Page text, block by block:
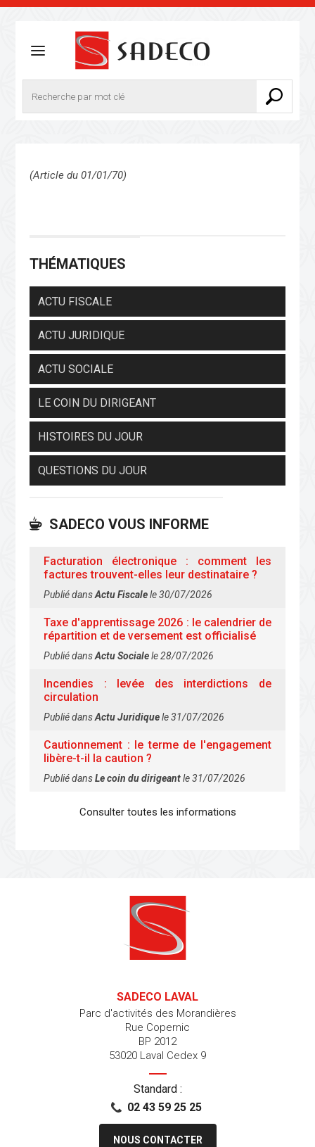
(Article du 01/01/70)
THÉMATIQUES
ACTU FISCALE
ACTU JURIDIQUE
ACTU SOCIALE
LE COIN DU DIRIGEANT
HISTOIRES DU JOUR
QUESTIONS DU JOUR
SADECO VOUS INFORME
Facturation électronique : comment les
factures trouvent-elles leur destinataire ?
Publié dansActu Fiscalele 30/07/2026
Taxe d'apprentissage 2026 : le calendrier de
répartition et de versement est officialisé
Publié dansActu Socialele 28/07/2026
Incendies : levée des interdictions de
circulation
Publié dansActu Juridiquele 31/07/2026
Cautionnement : le terme de l'engagement
libère-t-il la caution ?
Publié dansLe coin du dirigeantle 31/07/2026
Consulter toutes les informations
SADECO LAVAL
Parc d'activités des Morandières
Rue Copernic
BP 2012
53020 Laval Cedex 9
Standard :
02 43 59 25 25
NOUS CONTACTER